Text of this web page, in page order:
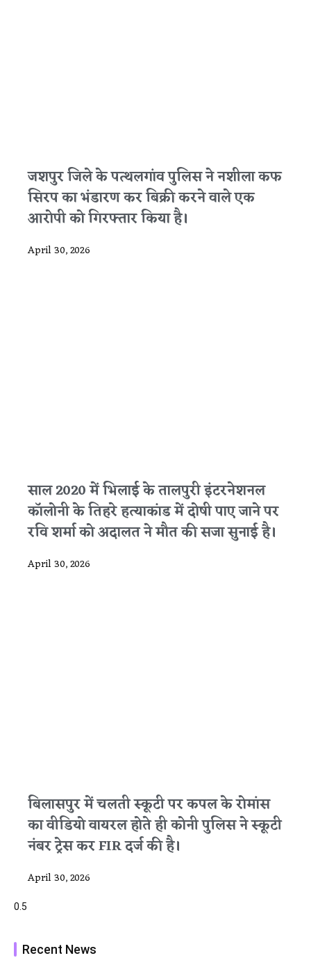
जशपुर जिले के पत्थलगांव पुलिस ने नशीला कफ
सिरप का भंडारण कर बिक्री करने वाले एक
आरोपी को गिरफ्तार किया है।
April 30, 2026
साल 2020 में भिलाई के तालपुरी इंटरनेशनल
कॉलोनी के तिहरे हत्याकांड में दोषी पाए जाने पर
रवि शर्मा को अदालत ने मौत की सजा सुनाई है।
April 30, 2026
बिलासपुर में चलती स्कूटी पर कपल के रोमांस
का वीडियो वायरल होते ही कोनी पुलिस ने स्कूटी
नंबर ट्रेस कर FIR दर्ज की है।
April 30, 2026
Recent News